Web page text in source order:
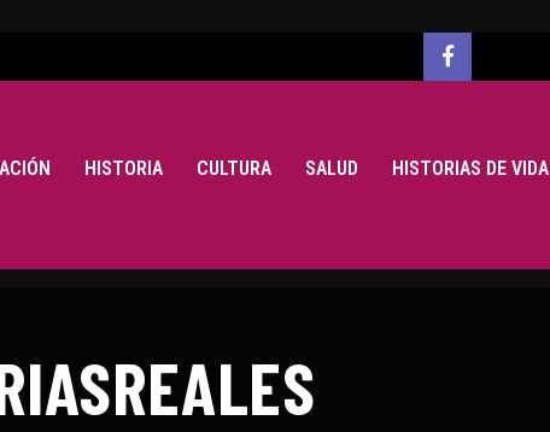
HISTORIA CULTURA SALUD HISTORIAS DE VIDA